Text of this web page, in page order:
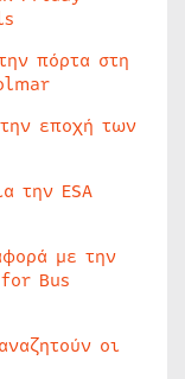
πόρτα στη
εποχή των
την ESA
με την
Bus
οι